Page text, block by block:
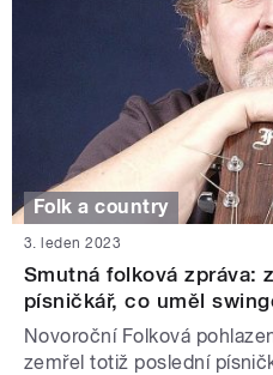
Folk a country
3. leden 2023
Smutná folková zpráva:
písničkář, co uměl
Novoroční Folková
zemřel totiž poslední